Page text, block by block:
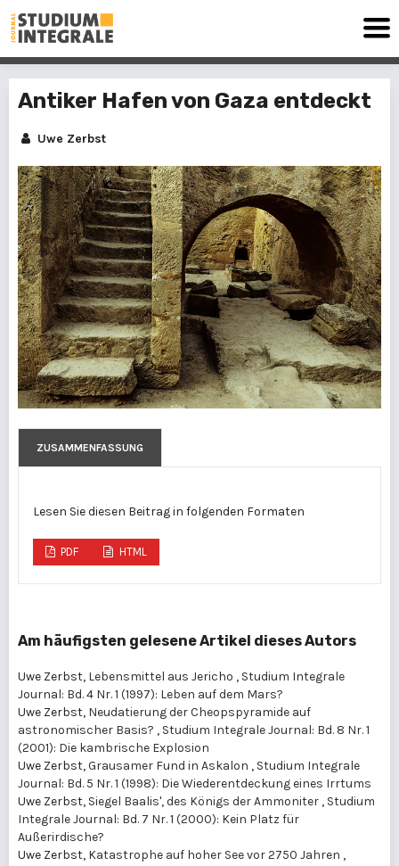
Antiker Hafen von Gaza entdeckt
Uwe Zerbst
ZUSAMMENFASSUNG
Lesen Sie diesen Beitrag in folgenden Formaten
PDF HTML
Am häufigsten gelesene Artikel dieses Autors
Uwe Zerbst, Lebensmittel aus Jericho , Studium Integrale
Journal: Bd. 4 Nr. 1 (1997): Leben auf dem Mars?
Uwe Zerbst, Neudatierung der Cheopspyramide auf
astronomischer Basis? , Studium Integrale Journal: Bd. 8 Nr. 1
(2001): Die kambrische Explosion
Uwe Zerbst,Grausamer Fund in Askalon , Studium Integrale
Journal: Bd. 5 Nr. 1 (1998): Die Wiederentdeckung eines Irrtums
Uwe Zerbst, Siegel Baalis', des Königs der Ammoniter , Studium
Integrale Journal: Bd. 7 Nr. 1 (2000): Kein Platz für
Außerirdische?
Uwe Zerbst, Katastrophe auf hoher See vor 2750 Jahren ,